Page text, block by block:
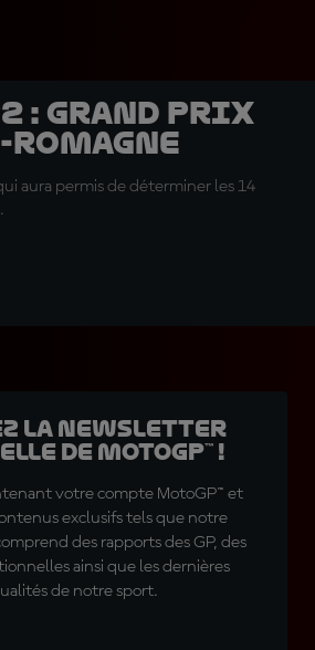
: Grand Prix
aura permis de déterminer les 14
la Newsletter
de MotoGP™ !
votre compte MotoGP™ et
exclusifs tels que notre
des rapports des GP, des
ainsi que les dernières
de notre sport.